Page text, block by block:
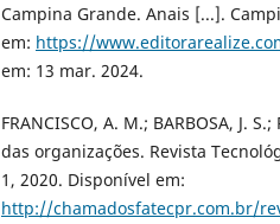
Campina Grande. Anais [...].
em: https://
em: 13 mar. 2024.
FRANCISCO, A. M.; BARBOSA, J.
das organizações. Revista
1, 2020. Disponível em:
http://chamadosfatecpr.com.br/